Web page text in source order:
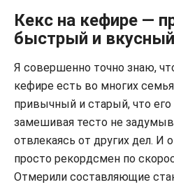
Кекс на кефире — простой,
быстрый и вкусный
Я совершенно точно знаю,
кефире есть во многих
привычный и старый, что его
замешивая тесто не
отвлекаясь от других дел. И
просто рекордсмен по
Отмерили составляющие